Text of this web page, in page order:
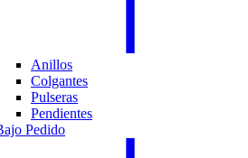
Anillos
Colgantes
Pulseras
Pendientes
Pedido